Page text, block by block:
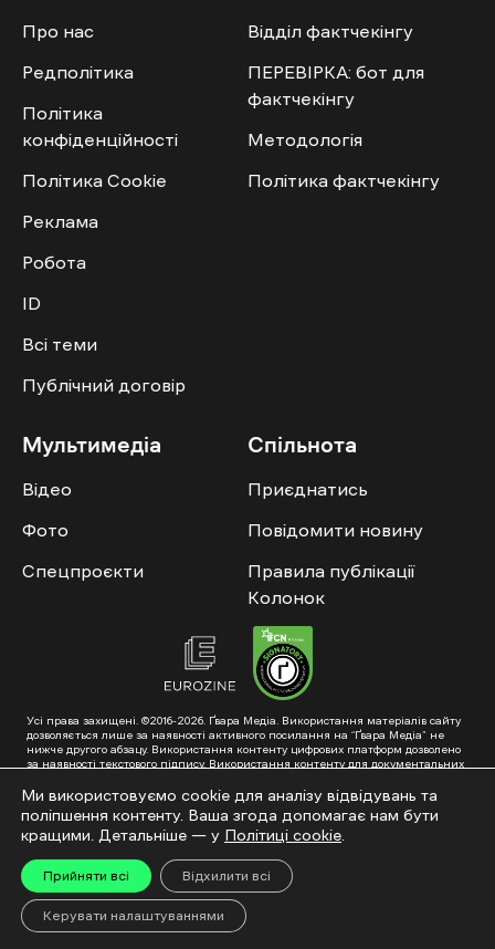
Про нас
Редполітика
Політика
конфіденційності
Політика Cookie
Реклама
Робота
ID
Всі теми
Публічний договір
Відділ фактчекінгу
ПЕРЕВІРКА: бот для
фактчекінгу
Методологія
Політика фактчекінгу
Мультимедіа
Відео
Фото
Спецпроєкти
Спільнота
Приєднатись
Повідомити новину
Правила публікації
Колонок
Усі права захищені. ©2016-2026. Ґвара Медіа. Використання матеріалів сайту
дозволяється лише за наявності активного посилання на “Ґвара Медіа” не
нижче другого абзацу. Використання контенту цифрових платформ дозволено
за наявності текстового підпису. Використання контенту для документальних
схвалення від редакції.
Суб’єкт у сфері онлайн-медіа; ідентифікатор медіа – R40-01353. Поштова
адреса: ГО «Ґвара Медіа», 61057, Харків, вул. Гоголя, 14, абонентська скринька
№7400
Підкинь нам тему на пошту – hello@gwaramedia.com
Модернізація сайту:
Ми використовуємо cookie для аналізу відвідувань та
поліпшення контенту. Ваша згода допомагає нам бути
кращими. Детальніше — у Політиці cookie
Прийняти всі Відхилити всі
Керувати налаштуваннями